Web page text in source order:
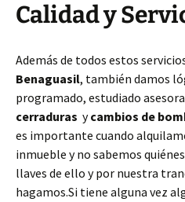
Calidad y
Además de todos estos
Benaguasil, también damos
programado, estudiado
cerraduras ycambios de
es importante cuando
inmueble y no sabemos
llaves de ello y por nuestra
hagamos.Si tiene alguna vez